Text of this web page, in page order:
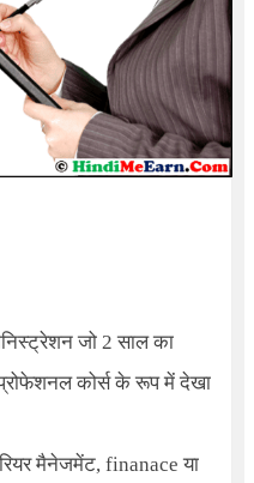
जो 2 साल का
कोर्स के रूप में देखा
मैनेजमेंट, finanace या